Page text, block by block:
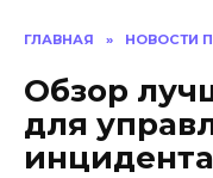
ГЛАВНАЯ » НОВОСТИ
Обзор
для